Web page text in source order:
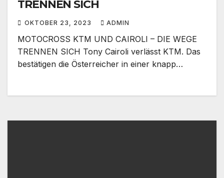
TRENNEN SICH
OKTOBER 23, 2023 ADMIN
MOTOCROSS KTM UND CAIROLI – DIE WEGE
TRENNEN SICH Tony Cairoli verlässt KTM. Das
bestätigen die Österreicher in einer knapp…